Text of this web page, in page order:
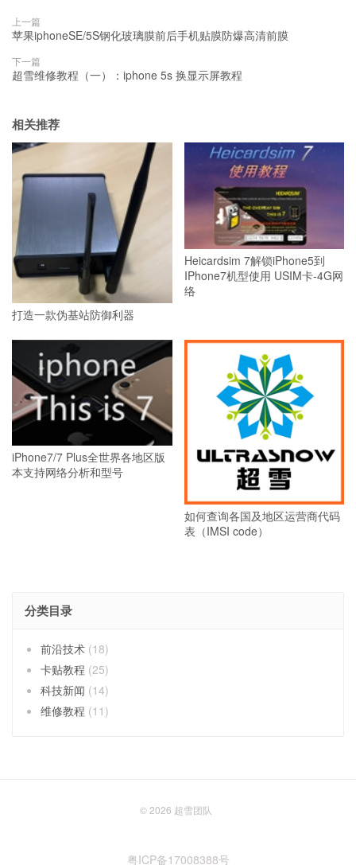
上一篇
苹果iphoneSE/5S钢化玻璃膜前后手机贴膜防爆高清前膜
下一篇
超雪维修教程（一）：iphone 5s 换显示屏教程
相关推荐
打造一款伪基站防御利器
Heicardsim 7解锁iPhone5到
IPhone7机型使用 USIM卡-4G网
络
iPhone7/7 Plus全世界各地区版
本支持网络分析和型号
如何查询各国及地区运营商代码
表（IMSI code）
分类目录
前沿技术 (18)
卡贴教程 (25)
科技新闻 (14)
维修教程 (11)
© 2026 超雪团队
粤ICP备17008388号